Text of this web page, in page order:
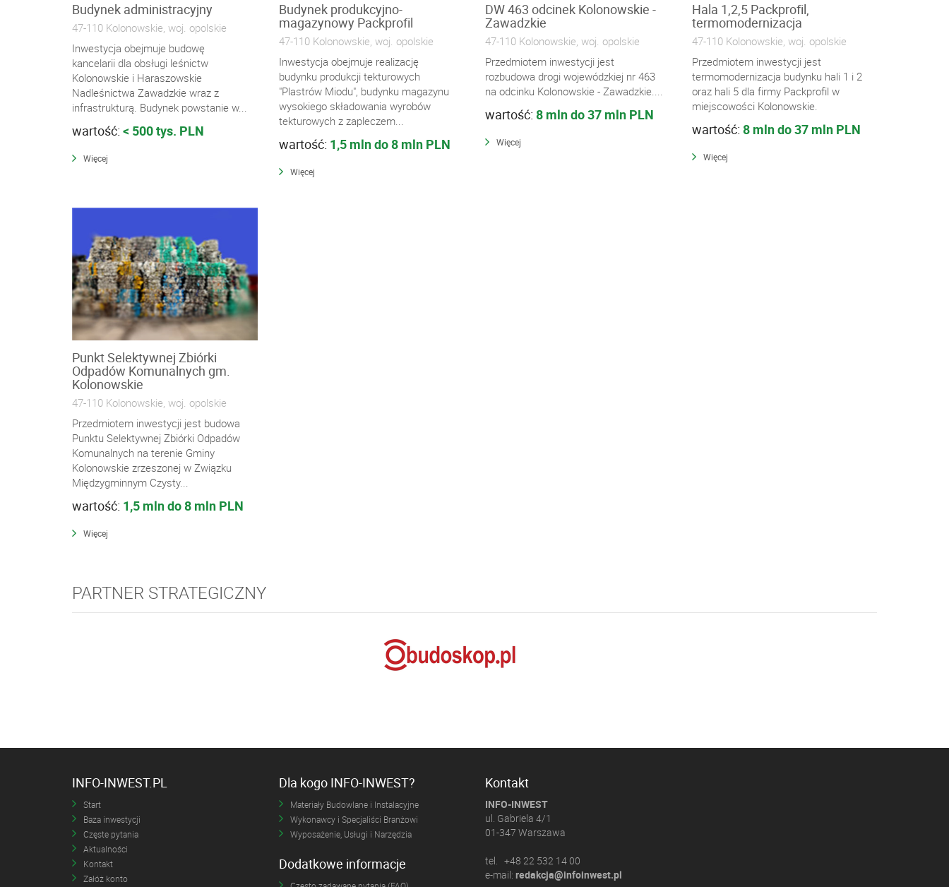
Budynek administracyjny
47-110 Kolonowskie, woj. opolskie
Inwestycja obejmuje budowę
kancelarii dla obsługi leśnictw
Kolonowskie i Haraszowskie
Nadleśnictwa Zawadzkie wraz z
infrastrukturą. Budynek powstanie w...
wartość: < 500 tys. PLN
Więcej
Budynek produkcyjno-
magazynowy Packprofil
47-110 Kolonowskie, woj. opolskie
Inwestycja obejmuje realizację
budynku produkcji tekturowych
"Plastrów Miodu", budynku magazynu
wysokiego składowania wyrobów
tekturowych z zapleczem...
wartość: 1,5 mln do 8 mln PLN
Więcej
DW 463 odcinek Kolonowskie -
Zawadzkie
47-110 Kolonowskie, woj. opolskie
Przedmiotem inwestycji jest
rozbudowa drogi wojewódzkiej nr 463
na odcinku Kolonowskie - Zawadzkie....
wartość: 8 mln do 37 mln PLN
Więcej
Hala 1,2,5 Packprofil,
termomodernizacja
47-110 Kolonowskie, woj. opolskie
Przedmiotem inwestycji jest
termomodernizacja budynku hali 1 i 2
oraz hali 5 dla firmy Packprofil w
miejscowości Kolonowskie.
wartość: 8 mln do 37 mln PLN
Więcej
Punkt Selektywnej Zbiórki
Odpadów Komunalnych gm.
Kolonowskie
47-110 Kolonowskie, woj. opolskie
Przedmiotem inwestycji jest budowa
Punktu Selektywnej Zbiórki Odpadów
Komunalnych na terenie Gminy
Kolonowskie zrzeszonej w Związku
Międzygminnym Czysty...
wartość: 1,5 mln do 8 mln PLN
Więcej
PARTNER STRATEGICZNY
INFO-INWEST.PL
Start
Baza inwestycji
Częste pytania
Aktualności
Kontakt
Załóż konto
Dla kogo INFO-INWEST?
Materiały Budowlane i Instalacyjne
Wykonawcy i Specjaliści Branżowi
Wyposażenie, Usługi i Narzędzia
Dodatkowe informacje
Kontakt
INFO-INWEST
ul. Gabriela 4/1
01-347 Warszawa
tel. +48 22 532 14 00
e-mail: redakcja@infoinwest.pl